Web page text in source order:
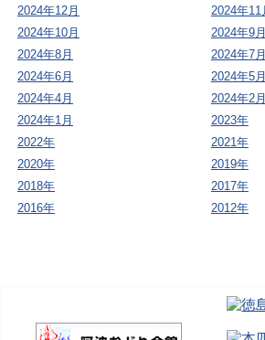
2024年12月
2024年11
2024年10月
2024年9月
2024年8月
2024年7月
2024年6月
2024年5月
2024年4月
2024年2月
2024年1月
2023年
2022年
2021年
2020年
2019年
2018年
2017年
2016年
2012年